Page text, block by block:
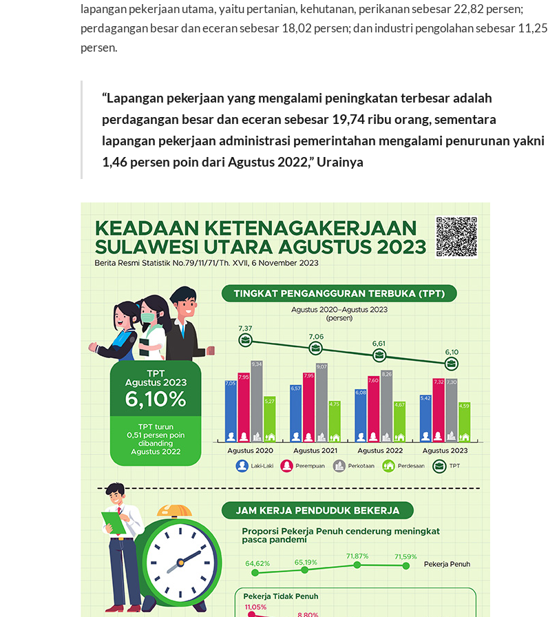
lapangan pekerjaan utama, yaitu pertanian, kehutanan, perikanan sebesar 22,82 persen;
perdagangan besar dan eceran sebesar 18,02 persen; dan industri pengolahan sebesar 11,25
persen.
“Lapangan pekerjaan yang mengalami peningkatan terbesar adalah
perdagangan besar dan eceran sebesar 19,74 ribu orang, sementara
lapangan pekerjaan administrasi pemerintahan mengalami penurunan yakni
1,46 persen poin dari Agustus 2022,” Urainya